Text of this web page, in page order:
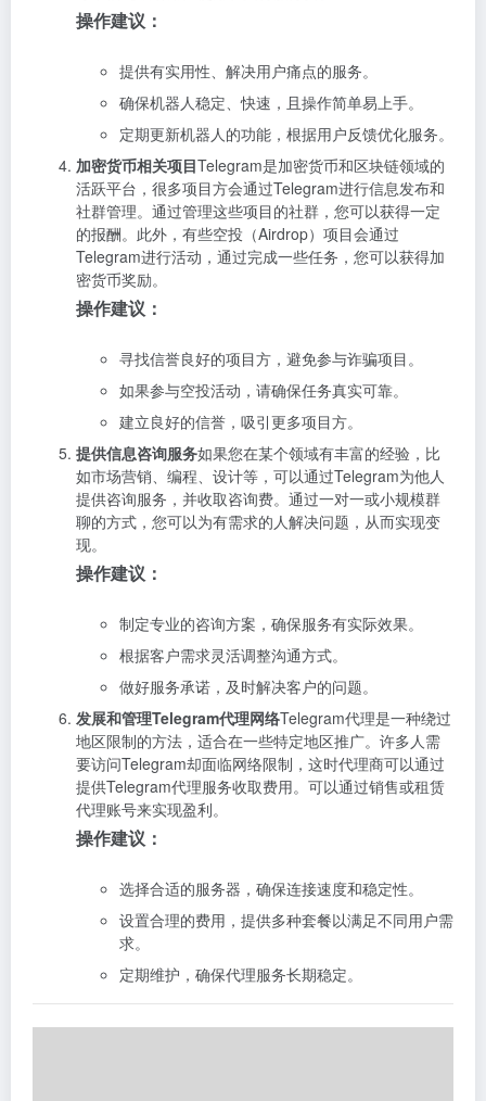
操作建议：
提供有实用性、解决用户痛点的服务。
确保机器人稳定、快速，且操作简单易上手。
定期更新机器人的功能，根据用户反馈优化服务。
加密货币相关项目Telegram是加密货币和区块链领域的
活跃平台，很多项目方会通过Telegram进行信息发布和
社群管理。通过管理这些项目的社群，您可以获得一定
的报酬。此外，有些空投（Airdrop）项目会通过
Telegram进行活动，通过完成一些任务，您可以获得加
密货币奖励。
操作建议：
寻找信誉良好的项目方，避免参与诈骗项目。
如果参与空投活动，请确保任务真实可靠。
建立良好的信誉，吸引更多项目方。
提供信息咨询服务如果您在某个领域有丰富的经验，比
如市场营销、编程、设计等，可以通过Telegram为他人
提供咨询服务，并收取咨询费。通过一对一或小规模群
聊的方式，您可以为有需求的人解决问题，从而实现变
现。
操作建议：
制定专业的咨询方案，确保服务有实际效果。
根据客户需求灵活调整沟通方式。
做好服务承诺，及时解决客户的问题。
发展和管理Telegram代理网络Telegram代理是一种绕过
地区限制的方法，适合在一些特定地区推广。许多人需
要访问Telegram却面临网络限制，这时代理商可以通过
提供Telegram代理服务收取费用。可以通过销售或租赁
代理账号来实现盈利。
操作建议：
选择合适的服务器，确保连接速度和稳定性。
设置合理的费用，提供多种套餐以满足不同用户需
求。
定期维护，确保代理服务长期稳定。